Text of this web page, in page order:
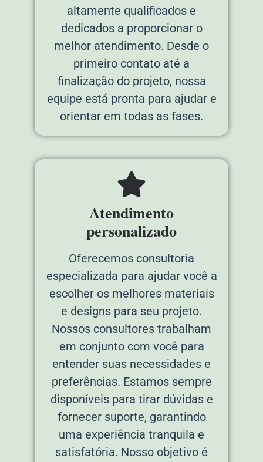
altamente qualificados e
dedicados a proporcionar o
melhor atendimento. Desde o
primeiro contato até a
finalização do projeto, nossa
equipe está pronta para ajudar e
orientar em todas as fases.
Atendimento
personalizado
Oferecemos consultoria
especializada para ajudar você a
escolher os melhores materiais
e designs para seu projeto.
Nossos consultores trabalham
em conjunto com você para
entender suas necessidades e
preferências. Estamos sempre
disponíveis para tirar dúvidas e
fornecer suporte, garantindo
uma experiência tranquila e
satisfatória. Nosso objetivo é